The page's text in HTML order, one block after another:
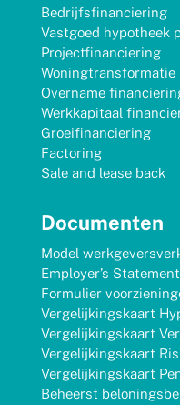
Bedrijfsfinanciering
Vastgoed hypotheek
Projectfinanciering
Woningtransformatie
Overname
Werkkapitaal
Groeifinanciering
Factoring
Sale and lease back
Documenten
Model
Employer’s Statement
Formulier
Vergelijkingskaart
Vergelijkingskaart
Vergelijkingskaart
Vergelijkingskaart
Beheerst